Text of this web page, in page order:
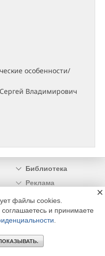
особенности/
Владимирович
Библиотека
Реклама
ТЕХНОЛОДЖИ» +7 (495) 665-00-
файлы cookies.
и принимаете
×